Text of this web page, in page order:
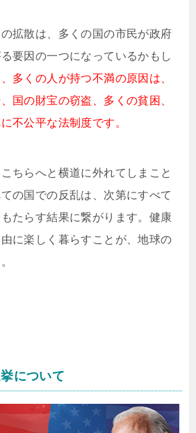
拡散は、多くの国の市民が政府
要因の一つになっているかもし
多くの人が持つ不満の原因は、
国の財宝の窃盗、多くの貧困、
不公平な法制度です。
ちらへと横道に外れてしまこと
の国での反乱は、次第にすべて
たらす結果に繋がります。健康
に楽しく暮らすことが、地球の
について